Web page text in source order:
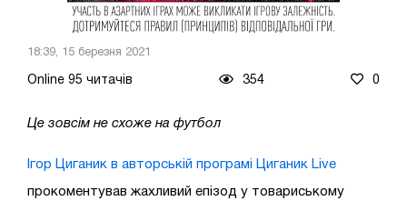
18:39, 15 березня 2021
Online 95 читачів 354 0
Це зовсім не схоже на футбол
Ігор Циганик в авторській програмі Циганик Live
прокоментував жахливий епізод у товариському